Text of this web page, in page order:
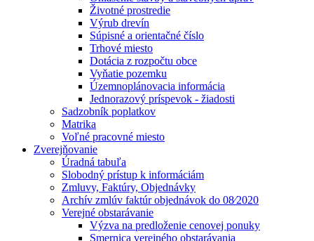
Životné prostredie
Výrub drevín
Súpisné a orientačné číslo
Trhové miesto
Dotácia z rozpočtu obce
Vyňatie pozemku
Územnoplánovacia informácia
Jednorazový príspevok - žiadosti
Sadzobník poplatkov
Matrika
Voľné pracovné miesto
Zverejňovanie
Úradná tabuľa
Slobodný prístup k informáciám
Zmluvy, Faktúry, Objednávky
Archív zmlúv faktúr objednávok do 08⁄2020
Verejné obstarávanie
Výzva na predloženie cenovej ponuky
Smernica verejného obstarávania